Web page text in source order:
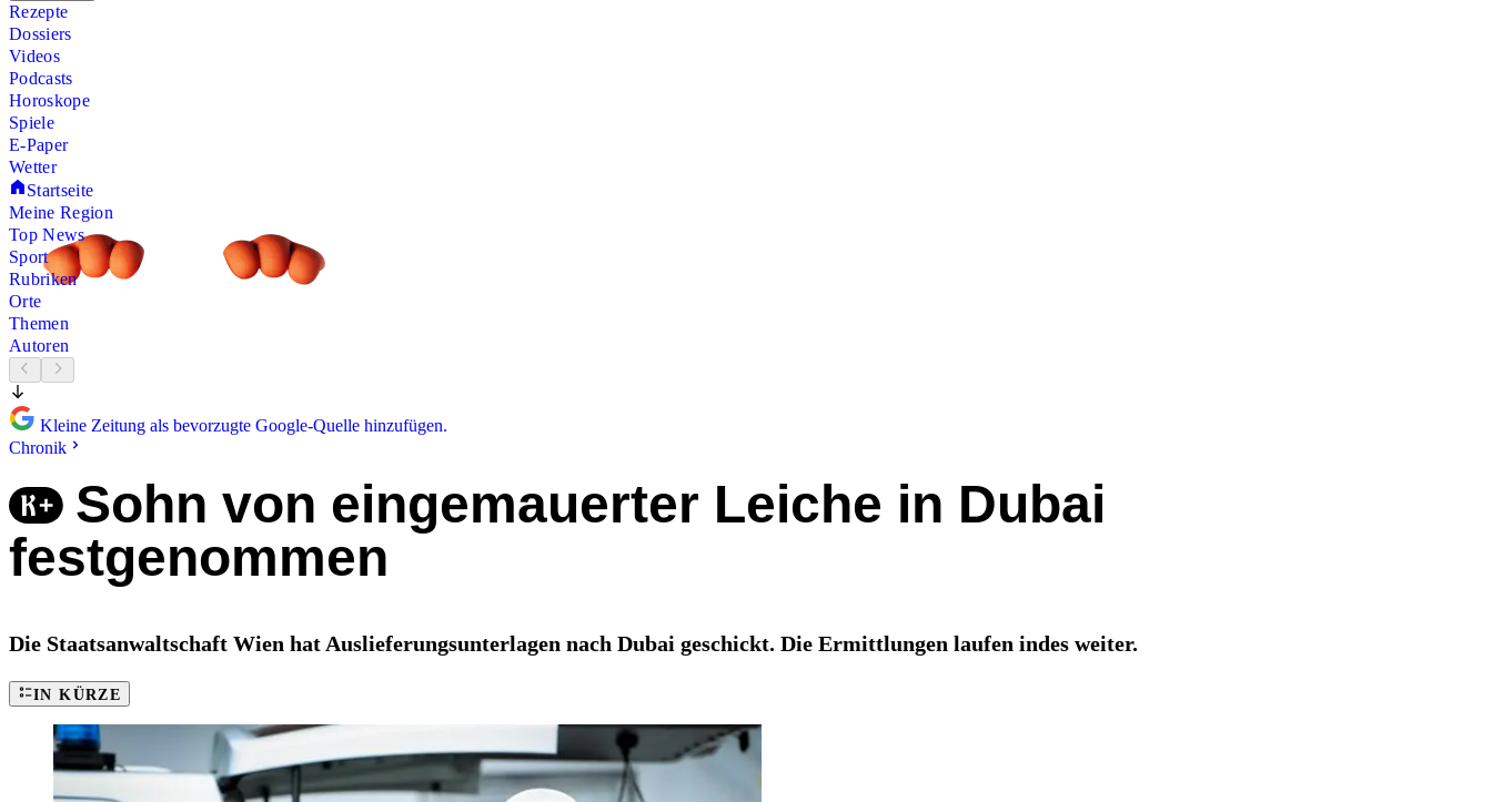
Rezepte
Dossiers
Videos
Podcasts
Horoskope
Spiele
E-Paper
Wetter
Startseite
Meine Region
Top News
Sport
Rubriken
Orte
Themen
Autoren
Kleine Zeitung als bevorzugte Google-Quelle hinzufügen.
Chronik
Sohn von eingemauerter Leiche in Dubai
festgenommen
Die Staatsanwaltschaft Wien hat Auslieferungsunterlagen nach Dubai geschickt. Die Ermittlungen laufen indes weiter.
IN KÜRZE